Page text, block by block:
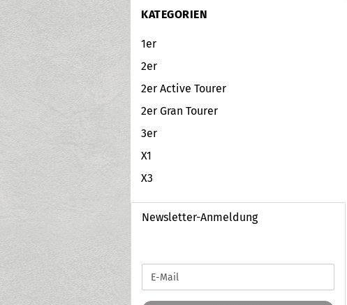
KATEGORIEN
1er
2er
2er Active Tourer
2er Gran Tourer
3er
X1
X3
Newsletter-Anmeldung
ZUR
E-
Mail